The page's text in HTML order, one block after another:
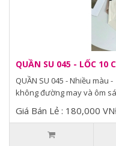
QUẦN SU 045 - LỐC 10
QUẦN SU 045 - Nhiều màu
không đường may và ôm
Giá Bán Lẻ : 180,000